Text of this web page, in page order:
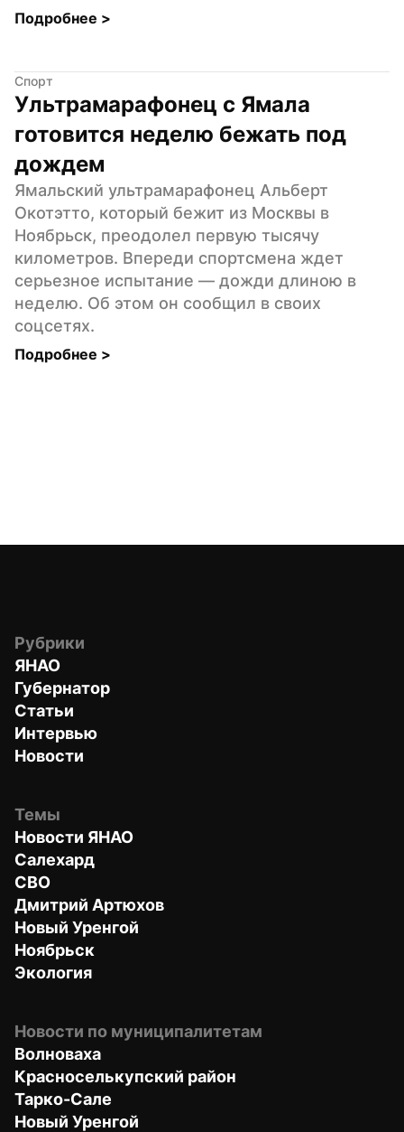
Подробнее >
Спорт
Ультрамарафонец с Ямала
готовится неделю бежать под
дождем
Ямальский ультрамарафонец Альберт
Окотэтто, который бежит из Москвы в
Ноябрьск, преодолел первую тысячу
километров. Впереди спортсмена ждет
серьезное испытание — дожди длиною в
неделю. Об этом он сообщил в своих
соцсетях.
Подробнее >
Рубрики
ЯНАО
Губернатор
Статьи
Интервью
Новости
Темы
Новости ЯНАО
Салехард
СВО
Дмитрий Артюхов
Новый Уренгой
Ноябрьск
Экология
Новости по муниципалитетам
Волноваха
Красноселькупский район
Тарко-Сале
Новый Уренгой